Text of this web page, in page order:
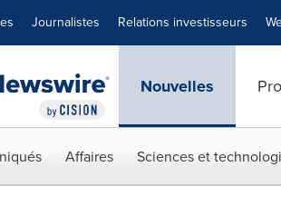
Journalistes Relations investisseurs
Nouvelles
Affaires Sciences et